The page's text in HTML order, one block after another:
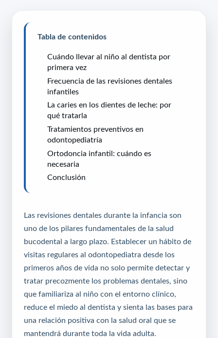
Tabla de contenidos
Cuándo llevar al niño al dentista por
primera vez
Frecuencia de las revisiones dentales
infantiles
La caries en los dientes de leche: por
qué tratarla
Tratamientos preventivos en
odontopediatría
Ortodoncia infantil: cuándo es
necesaria
Conclusión
Las revisiones dentales durante la infancia son
uno de los pilares fundamentales de la salud
bucodental a largo plazo. Establecer un hábito de
visitas regulares al odontopediatra desde los
primeros años de vida no solo permite detectar y
tratar precozmente los problemas dentales, sino
que familiariza al niño con el entorno clínico,
reduce el miedo al dentista y sienta las bases para
una relación positiva con la salud oral que se
mantendrá durante toda la vida adulta.